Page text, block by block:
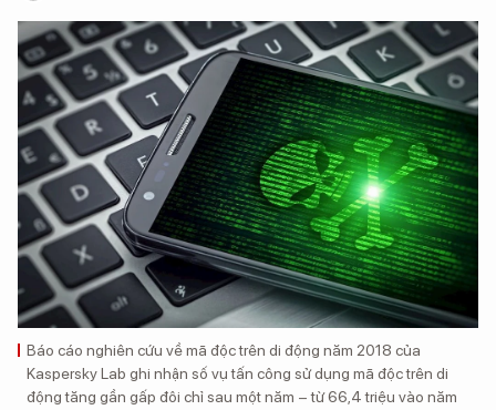
Báo cáo nghiên cứu về mã độc trên di động năm 2018 của
Kaspersky Lab ghi nhận số vụ tấn công sử dụng mã độc trên di
động tăng gần gấp đôi chỉ sau một năm – từ 66,4 triệu vào năm